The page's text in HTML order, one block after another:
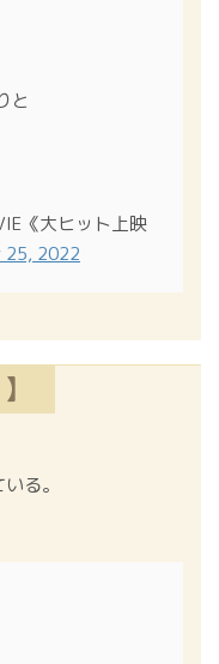
と
《大ヒット上映
25, 2022
る。